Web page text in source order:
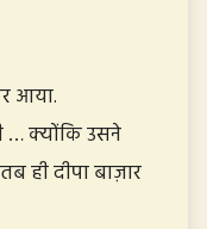
आया.
… क्योंकि उसने
ही दीपा बाज़ार